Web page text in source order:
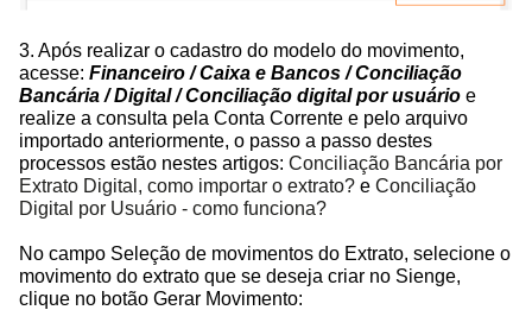
3. Após realizar o cadastro do modelo do movimento,
acesse: Financeiro / Caixa e Bancos / Conciliação
Bancária / Digital / Conciliação digital por usuário e
realize a consulta pela Conta Corrente e pelo arquivo
importado anteriormente, o passo a passo destes
processos estão nestes artigos: Conciliação Bancária por
Extrato Digital, como importar o extrato? e Conciliação
Digital por Usuário - como funciona?
No campo Seleção de movimentos do Extrato, selecione o
movimento do extrato que se deseja criar no Sienge,
clique no botão Gerar Movimento: